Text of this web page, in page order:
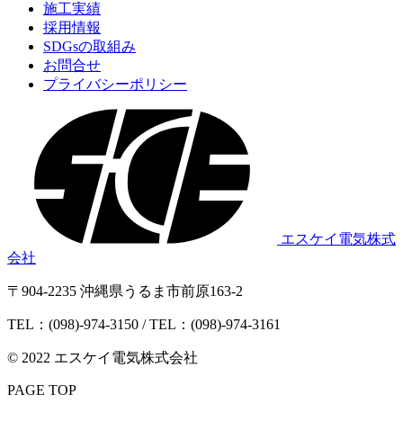
施工実績
採用情報
SDGsの取組み
お問合せ
プライバシーポリシー
エスケイ電気株式
会社
〒904-2235 沖縄県うるま市前原163-2
TEL：(098)-974-3150 / TEL：(098)-974-3161
© 2022 エスケイ電気株式会社
PAGE TOP